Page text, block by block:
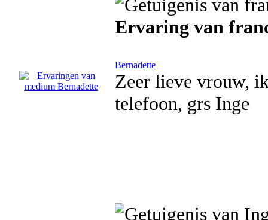
Ervaring van
Bernadette
Zeer lieve vrouw,
telefoon, grs Inge